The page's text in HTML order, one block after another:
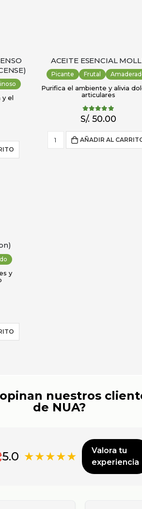
y el
ACEITE ESENCIAL
Picante Frutal
Purifica el ambiente y alivia
articulares
5.00out of 5
S/. 50.00
AÑADIR AL
y
nuestros
de NUA?
5.0 ★★★★★
Valora tu
experiencia